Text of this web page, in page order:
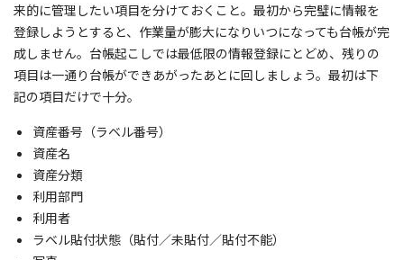
来的に管理したい項目を分けておくこと。最初から完璧に情報を
登録しようとすると、作業量が膨大になりいつになっても台帳が完
成しません。台帳起こしでは最低限の情報登録にとどめ、残りの
項目は一通り台帳ができあがったあとに回しましょう。最初は下
記の項目だけで十分。
資産番号（ラベル番号）
資産名
資産分類
利用部門
利用者
ラベル貼付状態（貼付／未貼付／貼付不能）